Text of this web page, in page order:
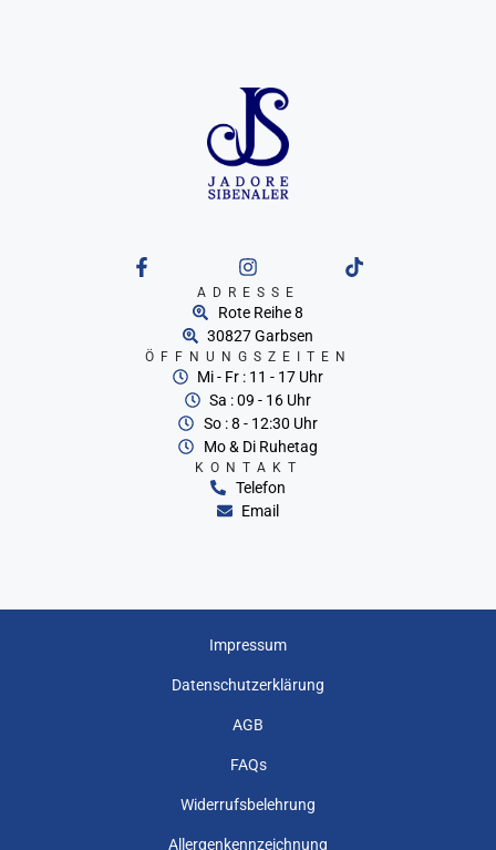
ADRESSE
Rote Reihe 8
30827 Garbsen
ÖFFNUNGSZEITEN
Mi - Fr : 11 - 17 Uhr
Sa : 09 - 16 Uhr
So : 8 - 12:30 Uhr
Mo & Di Ruhetag
KONTAKT
Telefon
Email
Impressum
Datenschutzerklärung
AGB
FAQs
Widerrufsbelehrung
Allergenkennzeichnung